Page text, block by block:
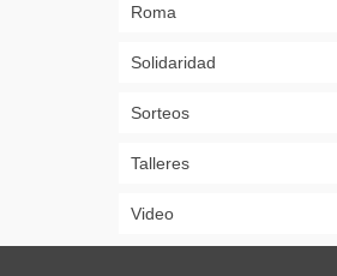
Roma
Solidaridad
Sorteos
Talleres
Video